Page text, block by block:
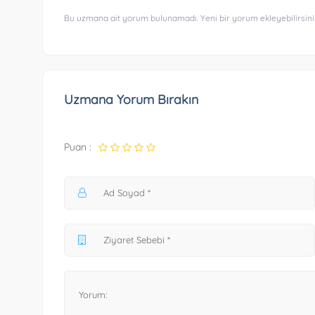
Bu uzmana ait yorum bulunamadı. Yeni bir yorum
Uzmana Yorum Bırakın
Puan :